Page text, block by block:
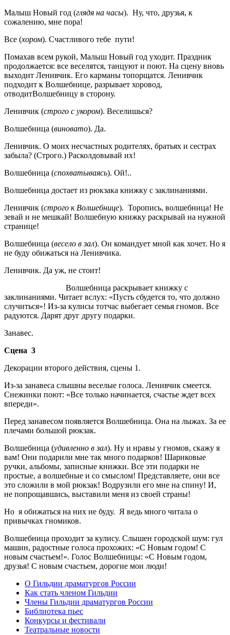
Малыш Новый год (глядя на часы). Ну, что, друзья, к
сожалению, мне пора!
Все (хором). Счастливого тебе пути!
Помахав всем рукой, Малыш Новый год уходит. Праздник
продолжается: все веселятся, танцуют и поют. На сцену вновь
выходит Ленивчик. Его карманы топорщатся. Ленивчик
подходит к Волшебнице, разрывает хоровод,
отводитВолшебницу в сторону.
Ленивчик (строго с укором). Веселишься?
Волшебница (виновато). Да.
Ленивчик. О моих несчастных родителях, братьях и сестрах
забыла? (Строго.) Расколдовывай их!
Волшебница (спохватываясь). Ой!..
Волшебница достает из рюкзака книжку с заклинаниями.
Ленивчик (строго к Волшебнице). Торопись, волшебница! Не
зевай и не мешкай! Волшебную книжку раскрывай на нужной
странице!
Волшебница (весело в зал). Он командует мной как хочет. Но я
не буду обижаться на Ленивчика.
Ленивчик. Да уж, не стоит!
Волшебница раскрывает книжку с
заклинаниями. Читает вслух: «Пусть сбудется то, что должно
случиться»! Из-за кулисы тотчас выбегает семья гномов. Все
радуются. Дарят друг другу подарки.
Занавес.
Сцена 3
Декорации второго действия, сцены 1.
Из-за занавеса слышны веселые голоса. Ленивчик смеется.
Снежинки поют: «Все только начинается, счастье ждет всех
впереди».
Перед занавесом появляется Волшебница. Она на лыжах. За ее
плечами большой рюкзак.
Волшебница (удивленно в зал). Ну и нравы у гномов, скажу я
вам! Они подарили мне так много подарков! Шариковые
ручки, альбомы, записные книжки. Все эти подарки не
простые, а волшебные и со смыслом! Представляете, они все
это сложили в мой рюкзак! Водрузили его мне на спину! И,
не попрощавшись, выставили меня из своей страны!
Но я обижаться на них не буду. Я ведь много читала о
привычках гномиков.
Волшебница проходит за кулису. Слышен городской шум: гул
машин, радостные голоса прохожих: «С Новым годом! С
новым счастьем!». Голос Волшебницы: «С Новым годом,
друзья! С новым счастьем, дорогие мои люди!
О Гильдии драматургов России
Как стать членом Гильдии
Члены Гильдии драматургов России
Библиотека пьес
Конкурсы и фестивали
Театральные новости